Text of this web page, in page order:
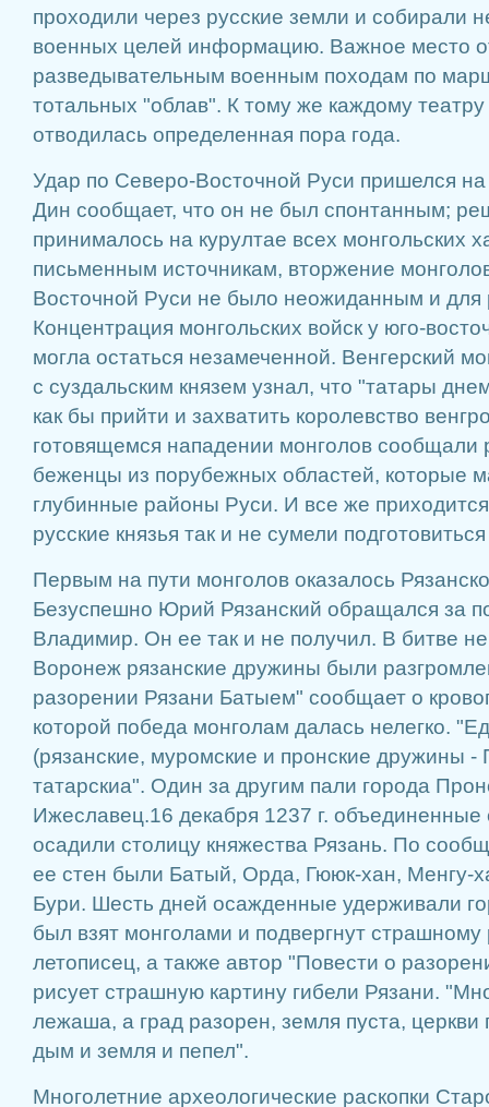
проходили через русские земли и собирали
военных целей информацию. Важное место
разведывательным военным походам по
тотальных "облав". К тому же каждому
отводилась определенная пора года.
Удар по Северо-Восточной Руси пришелся
Дин сообщает, что он не был спонтанным;
принималось на курултае всех монгольских
письменным источникам, вторжение
Восточной Руси не было неожиданным и для
Концентрация монгольских войск у юго-
могла остаться незамеченной. Венгерский
с суздальским князем узнал, что "татары
как бы прийти и захватить королевство
готовящемся нападении монголов сообщали
беженцы из порубежных областей, которые
глубинные районы Руси. И все же приходится
русские князья так и не сумели
Первым на пути монголов оказалось
Безуспешно Юрий Рязанский обращался за
Владимир. Он ее так и не получил. В битве
Воронеж рязанские дружины были
разорении Рязани Батыем" сообщает о
которой победа монголам далась нелегко.
(рязанские, муромские и пронские дружины -
татарскиа". Один за другим пали города
Ижеславец.16 декабря 1237 г. объединенные
осадили столицу княжества Рязань. По
ее стен были Батый, Орда, Гююк-хан, Менгу-
Бури. Шесть дней осажденные удерживали
был взят монголами и подвергнут страшному
летописец, а также автор "Повести о
рисует страшную картину гибели Рязани.
лежаша, а град разорен, земля пуста,
дым и земля и пепел".
Многолетние археологические раскопки